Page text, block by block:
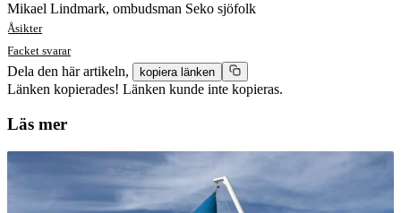
Mikael Lindmark, ombudsman Seko sjöfolk
Åsikter
Facket svarar
Dela den här artikeln, kopiera länken
Länken kopierades! Länken kunde inte kopieras.
Läs mer